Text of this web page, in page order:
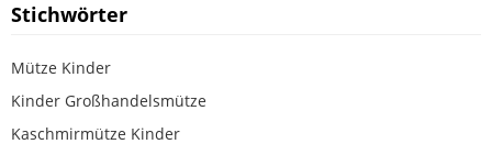
Stichwörter
Mütze Kinder
Kinder Großhandelsmütze
Kaschmirmütze Kinder